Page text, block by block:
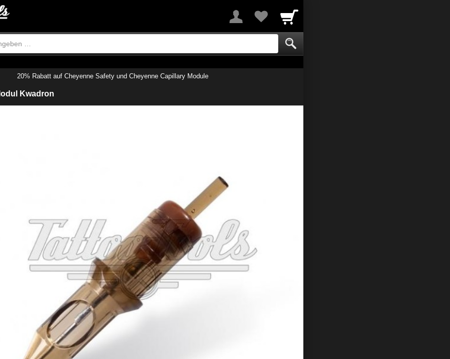
20% Rabatt auf Cheyenne Safety und Cheyenne Capillary Module
Kwadron